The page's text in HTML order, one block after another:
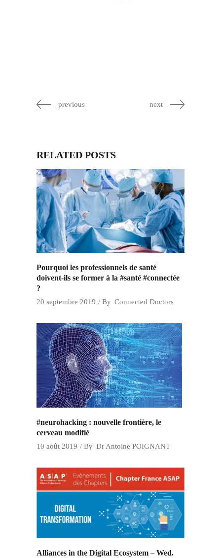
previous next
RELATED POSTS
Pourquoi les professionnels de santé
doivent-ils se former à la #santé #connectée
?
20 septembre 2019 By Connected Doctors
#neurohacking : nouvelle frontière, le
cerveau modifié
10 août 2019 By Dr Antoine POIGNANT
Alliances in the Digital Ecosystem – Wed.